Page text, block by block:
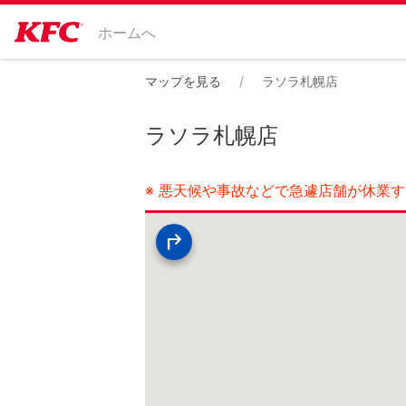
ホームへ
マップを見る ラソラ札幌店
ラソラ札幌店
※ 悪天候や事故などで急遽店舗が休業